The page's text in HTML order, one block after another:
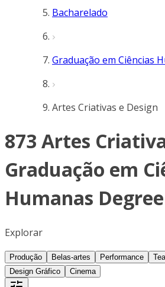
Bacharelado
Graduação em Ciências
Artes Criativas e Design
873 Artes
Graduação em
Humanas
Explorar
Produção Belas-artes Performance
Design Gráfico
Cinema